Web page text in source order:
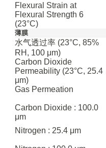
Flexural Strain at
Flexural Strength 6
(23°C)
薄膜
水气透过率 (23°C, 85%
RH, 100 μm)
Carbon Dioxide
Permeability (23°C, 25.4
μm)
Gas Permeation
Carbon Dioxide : 100.0
μm
Nitrogen : 25.4 μm